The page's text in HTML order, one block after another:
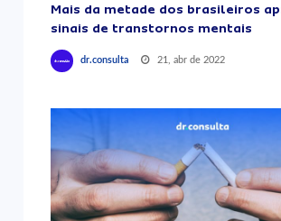
Mais da metade dos brasileiros
sinais de transtornos mentais
dr.consulta 21, abr de 2022